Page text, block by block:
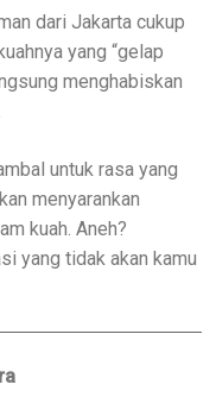
dari Jakarta cukup
yang “gelap
menghabiskan
untuk rasa yang
menyarankan
kuah. Aneh?
yang tidak akan kamu